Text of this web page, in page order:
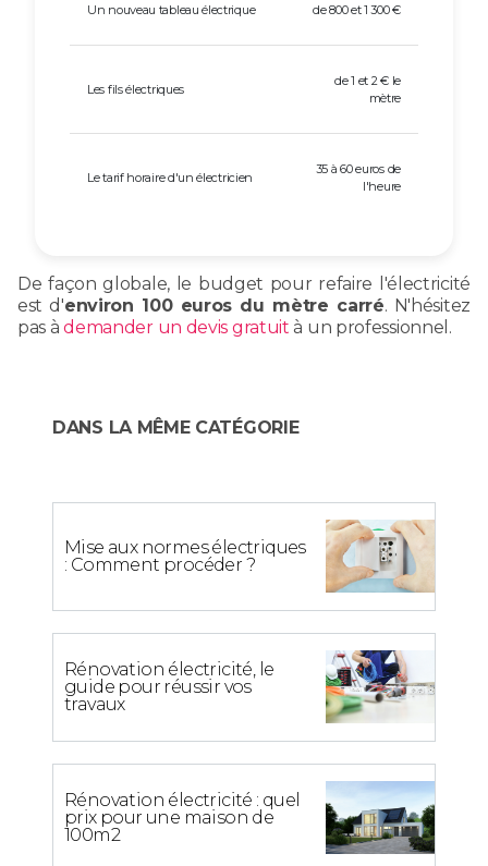
Un nouveau tableau électrique de 800 et 1 300 €
Les fils électriques
de 1 et 2 € le
mètre
Le tarif horaire d'un électricien
35 à 60 euros de
l'heure
De façon globale, le budget pour refaire l'électricité
est d'environ 100 euros du mètre carré. N'hésitez
pas àdemander un devis gratuit à un professionnel.
DANS LA MÊME CATÉGORIE
Mise aux normes électriques
: Comment procéder ?
Rénovation électricité, le
guide pour réussir vos
travaux
Rénovation électricité : quel
prix pour une maison de
100m2